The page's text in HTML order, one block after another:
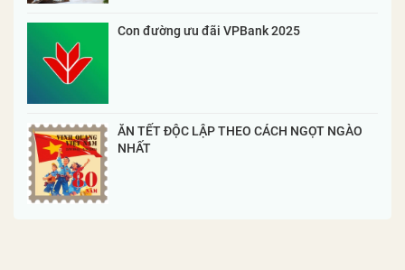
Con đường ưu đãi VPBank 2025
ĂN TẾT ĐỘC LẬP THEO CÁCH NGỌT NGÀO
NHẤT